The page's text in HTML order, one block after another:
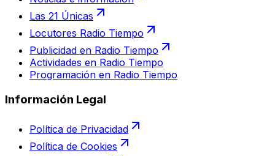
Las 21 Únicas
Locutores Radio Tiempo
Publicidad en Radio Tiempo
Actividades en Radio Tiempo
Programación en Radio Tiempo
Información Legal
Política de Privacidad
Política de Cookies